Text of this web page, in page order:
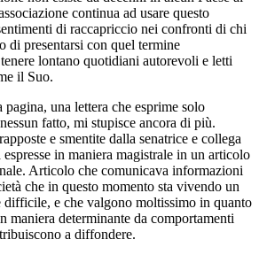
continua ad usare questo
di raccapriccio nei confronti di chi
di presentarsi con quel termine
lontano quotidiani autorevoli e letti
il Suo.
una lettera che esprime solo
fatto, mi stupisce ancora di più.
e smentite dalla senatrice e collega
in maniera magistrale in un articolo
Articolo che comunicava informazioni
che in questo momento sta vivendo un
difficile, e che valgono moltissimo in quanto
maniera determinante da comportamenti
a diffondere.